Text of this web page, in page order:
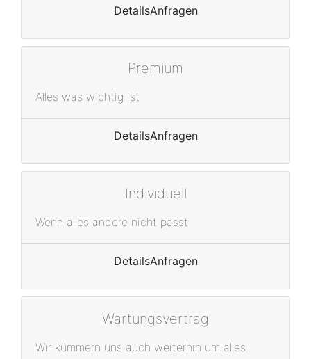
DetailsAnfragen
Premium
Alles was wichtig ist
DetailsAnfragen
Individuell
Wenn alles andere nicht passt
DetailsAnfragen
Wartungsvertrag
Wir kümmern uns auch weiterhin um alles